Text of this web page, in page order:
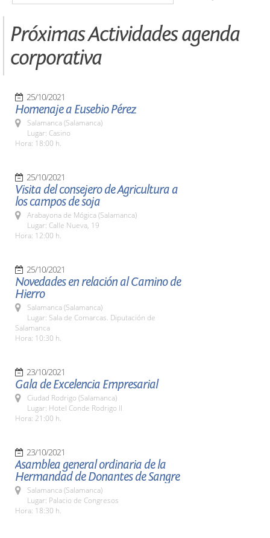
Próximas Actividades agenda
corporativa
25/10/2021
Homenaje a Eusebio Pérez
Salamanca (Salamanca)
Lugar: Casino
Hora: 18:00 h.
25/10/2021
Visita del consejero de Agricultura a
los campos de soja
Arabayona de Mógica (Salamanca)
Lugar: Calle Nueva, 19
Hora: 12:00 h.
25/10/2021
Novedades en relación al Camino de
Hierro
Salamanca (Salamanca)
Lugar: Sala de Comarcas. Diputación de
Salamanca
Hora: 10:30 h.
23/10/2021
Gala de Excelencia Empresarial
Ciudad Rodrigo (Salamanca)
Lugar: Hotel Conde Rodrigo II
Hora: 21:00 h.
23/10/2021
Asamblea general ordinaria de la
Hermandad de Donantes de Sangre
Salamanca (Salamanca)
Lugar: Palacio de Congresos
Hora: 18:30 h.